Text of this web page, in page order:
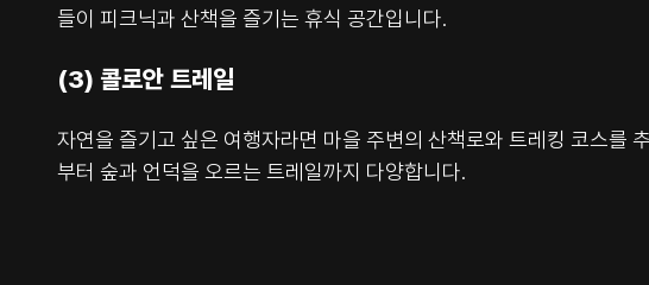
들이 피크닉과 산책을 즐기는 휴식 공간입니다.
(3) 콜로안 트레일
자연을 즐기고 싶은 여행자라면 마을 주변의 산책로와 트레킹 코스를
부터 숲과 언덕을 오르는 트레일까지 다양합니다.